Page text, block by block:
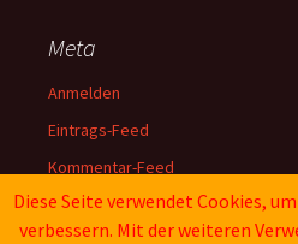
Meta
Anmelden
Eintrags-Feed
Kommentar-Feed
WordPress.org
Diese Seite verwendet Cookies,
verbessern. Mit der weiteren